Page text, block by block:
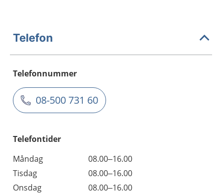
Telefon
Telefonnummer
08-500 731 60
Telefontider
Måndag
08.00–16.00
Tisdag
08.00–16.00
Onsdag
08.00–16.00